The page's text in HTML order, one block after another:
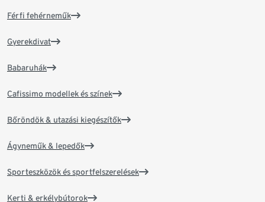
Férfi fehérneműk
Gyerekdivat
Babaruhák
Cafissimo modellek és színek
Bőröndök & utazási kiegészítők
Ágyneműk & lepedők
Sporteszközök és sportfelszerelések
Kerti & erkélybútorok